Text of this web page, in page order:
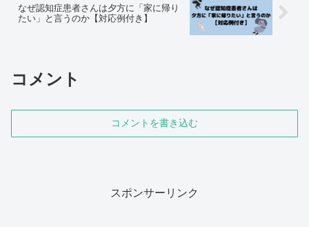
なぜ認知症患者さんは夕方に「家に帰り
たい」と言うのか【対応例付き】
コメント
コメントを書き込む
スポンサーリンク